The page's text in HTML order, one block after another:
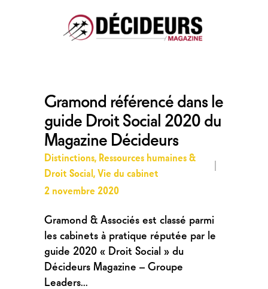
Gramond référencé dans le
guide Droit Social 2020 du
Magazine Décideurs
Distinctions, Ressources humaines &
Droit Social,Vie du cabinet
2 novembre 2020
Gramond & Associés est classé parmi
les cabinets à pratique réputée par le
guide 2020 « Droit Social » du
Décideurs Magazine – Groupe
Leaders...